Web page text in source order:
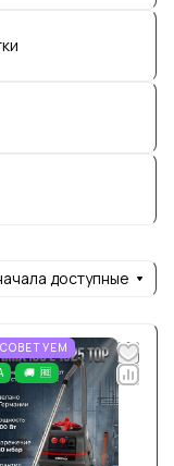
доступные
СОВЕТУЕМ
🚚 🆓